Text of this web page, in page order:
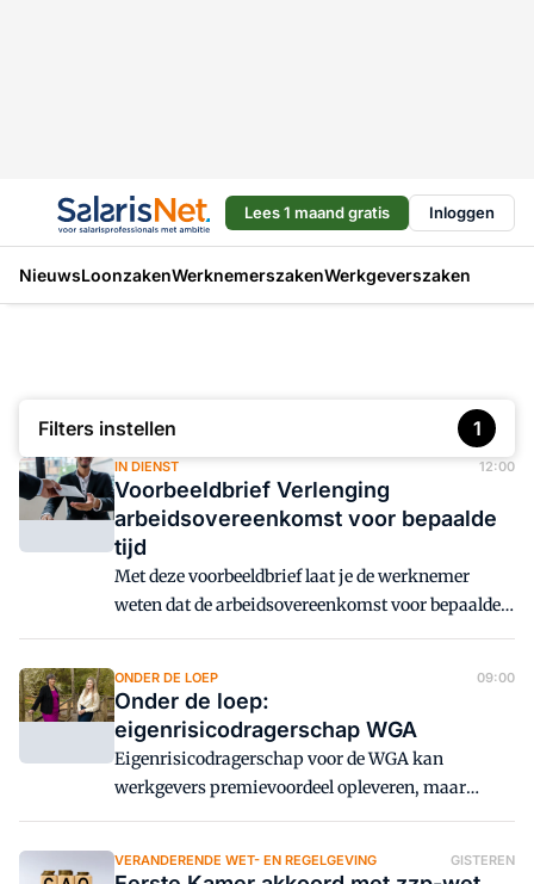
Lees 1 maand gratis Inloggen
NieuwsLoonzakenWerknemerszakenWerkgeverszaken
Filters instellen 1
IN DIENST 12:00
Voorbeeldbrief Verlenging
arbeidsovereenkomst voor bepaalde
tijd
Met deze voorbeeldbrief laat je de werknemer
weten dat de arbeidsovereenkomst voor bepaalde
tijd wordt verlengd, in die zin dat een nieuwe
aangegaan.
ONDER DE LOEP 09:00
Onder de loep:
eigenrisicodragerschap WGA
Eigenrisicodragerschap voor de WGA kan
werkgevers premievoordeel opleveren, maar
brengt ook langdurige financiële en
Loonbelastingspecialisten Léone Bource en
VERANDERENDE WET- EN REGELGEVING GISTEREN